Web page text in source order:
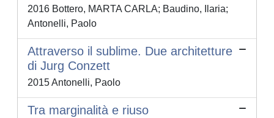
2016 Bottero, MARTA CARLA; Baudino, Ilaria;
Antonelli, Paolo
Attraverso il sublime. Due architetture
di Jurg Conzett
2015 Antonelli, Paolo
Tra marginalità e riuso